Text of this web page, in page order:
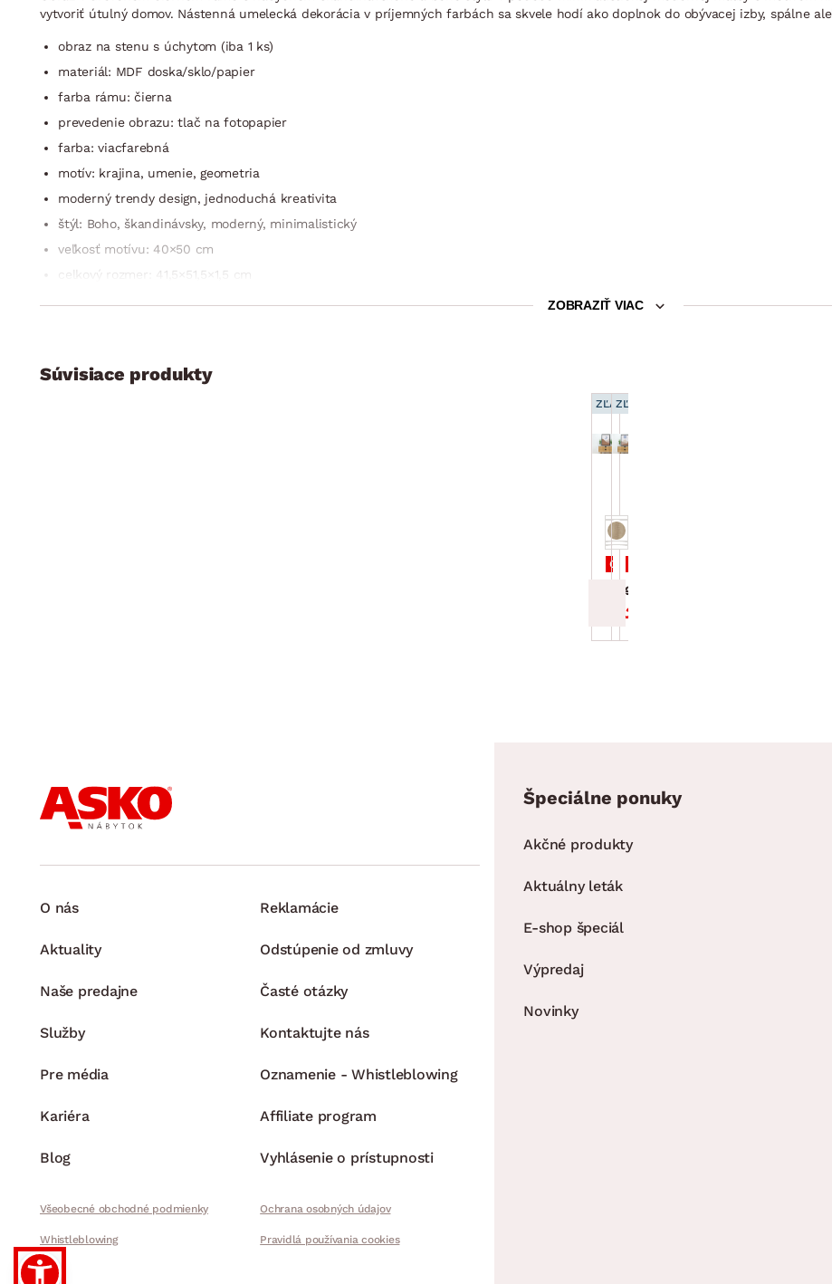
vytvoriť útulný domov. Nástenná umelecká dekorácia v príjemných farbách sa skvele hodí ako doplnok do obývacej izby, spálne
obraz na stenu s úchytom (iba 1 ks)
materiál: MDF doska/sklo/papier
farba rámu: čierna
prevedenie obrazu: tlač na fotopapier
farba: viacfarebná
motív: krajina, umenie, geometria
moderný trendy design, jednoduchá kreativita
štýl: Boho, škandinávsky, moderný, minimalistický
veľkosť motívu: 40×50 cm
celkový rozmer: 41,5×51,5×1,5 cm
ZOBRAZIŤ VIAC
Súvisiace produkty
ZĽAVA 15 %
Cena po zadaní kódu DOPLNKY
21.24 €
24.99 €
ZĽAVA 15 %
21.24 €
24.99 €
O nás
Aktuality
Naše predajne
Služby
Pre média
Kariéra
Blog
Reklamácie
Odstúpenie od zmluvy
Časté otázky
Kontaktujte nás
Oznamenie - Whistleblowing
Affiliate program
Vyhlásenie o prístupnosti
Všeobecné obchodné podmienky Ochrana osobných údajov
Whistleblowing Pravidlá používania cookies
Špeciálne ponuky
Akčné produkty
Aktuálny leták
E-shop špeciál
Výpredaj
Novinky